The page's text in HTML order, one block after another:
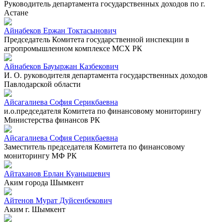
Руководитель департамента государственных доходов по г.
Астане
Айнабеков Ержан Токтасынович
Председатель Комитета государственной инспекции в
агропромышленном комплексе МСХ РК
Айнабеков Бауыржан Казбекович
И. О. руководителя департамента государственных доходов
Павлодарской области
Айсагалиева София Серикбаевна
и.о.председателя Комитета по финансовому мониторингу
Министерства финансов РК
Айсагалиева София Серикбаевна
Заместитель председателя Комитета по финансовому
мониторингу МФ РК
Айтаханов Ерлан Куанышевич
Аким города Шымкент
Айтенов Мурат Дуйсенбекович
Аким г. Шымкент